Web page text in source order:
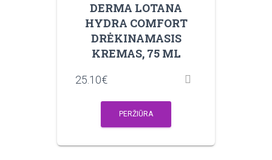
DERMA LOTANA
HYDRA COMFORT
DRĖKINAMASIS
KREMAS, 75 ML
25.10€
PERŽIŪRA